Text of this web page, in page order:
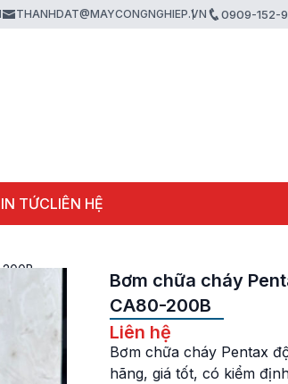
THANHDAT@MAYCONGNGHIEP.VN 0909-152-
TỨCLIÊN HỆ
Bơm chữa cháy
CA80-200B
Liên hệ
Bơm chữa cháy Pentax
hãng, giá tốt, có kiểm